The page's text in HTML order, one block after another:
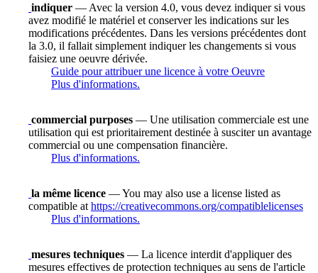
indiquer — Avec la version 4.0, vous devez indiquer si vous
avez modifié le matériel et conserver les indications sur les
modifications précédentes. Dans les versions précédentes dont
la 3.0, il fallait simplement indiquer les changements si vous
faisiez une oeuvre dérivée.
Guide pour attribuer une licence à votre Oeuvre
Plus d'informations.
commercial purposes — Une utilisation commerciale est une
utilisation qui est prioritairement destinée à susciter un avantage
commercial ou une compensation financière.
Plus d'informations.
la même licence — You may also use a license listed as
compatible at https://creativecommons.org/compatiblelicenses
Plus d'informations.
mesures techniques — La licence interdit d'appliquer des
mesures effectives de protection techniques au sens de l'article